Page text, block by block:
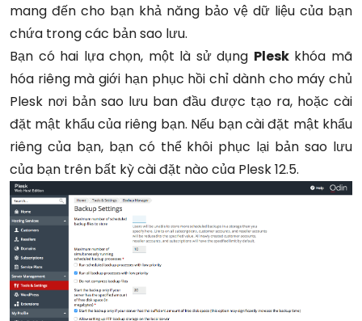
mang đến cho bạn khả năng bảo vệ dữ liệu của bạn
chứa trong các bản sao lưu.
Bạn có hai lựa chọn, một là sử dụng Pleskkhóa mã
hóa riêng mà giới hạn phục hồi chỉ dành cho máy chủ
Plesk nơi bản sao lưu ban đầu được tạo ra, hoặc cài
đặt mật khẩu của riêng bạn. Nếu bạn cài đặt mật khẩu
riêng của bạn, bạn có thể khôi phục lại bản sao lưu
của bạn trên bất kỳ cài đặt nào của Plesk 12.5.